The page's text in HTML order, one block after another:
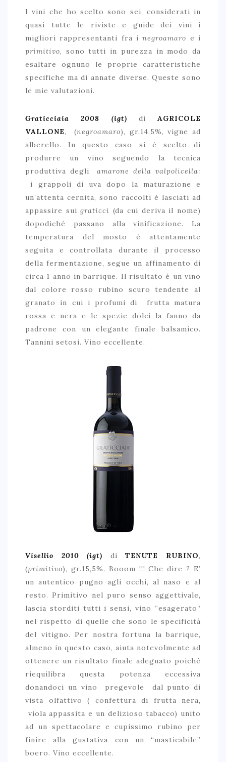
I vini che ho scelto sono sei, considerati in
quasi tutte le riviste e guide dei vini i
migliori rappresentanti fra inegroamaro e i
primitivo, sono tutti in purezza in modo da
esaltare ognuno le proprie caratteristiche
specifiche ma di annate diverse. Queste sono
le mie valutazioni.
Graticciaia 2008 (igt) di AGRICOLE
VALLONE, (negroamaro), gr.14,5%, vigne ad
alberello. In questo caso si è scelto di
produrre un vino seguendo la tecnica
produttiva degli
amarone della valpolicella:
i grappoli di uva dopo la maturazione e
un’attenta cernita, sono raccolti è lasciati ad
appassire suigraticci (da cui deriva il nome)
dopodiché passano alla vinificazione. La
temperatura del mosto è attentamente
seguita e controllata durante il processo
della fermentazione, segue un affinamento di
circa 1 anno in barrique. Il risultato è un vino
dal colore rosso rubino scuro tendente al
granato in cui i profumi di frutta matura
rossa e nera e le spezie dolci la fanno da
padrone con un elegante finale balsamico.
Tannini setosi. Vino eccellente.
Visellio 2010 (igt) diTENUTE RUBINO,
(primitivo), gr.15,5%. Booom !!! Che dire ? E’
un autentico pugno agli occhi, al naso e al
resto. Primitivo nel puro senso aggettivale,
lascia storditi tutti i sensi, vino “esagerato”
nel rispetto di quelle che sono le specificità
del vitigno. Per nostra fortuna la barrique,
almeno in questo caso, aiuta notevolmente ad
ottenere un risultato finale adeguato poiché
riequilibra questa potenza eccessiva
donandoci un vino pregevole dal punto di
vista olfattivo ( confettura di frutta nera,
viola appassita e un delizioso tabacco) unito
ad un spettacolare e cupissimo rubino per
finire alla gustativa con un “masticabile”
boero. Vino eccellente.